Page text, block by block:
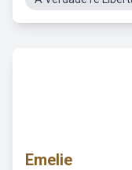
Emelie